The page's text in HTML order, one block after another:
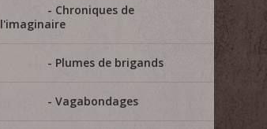
Chroniques de
l'imaginaire
Plumes de brigands
Vagabondages